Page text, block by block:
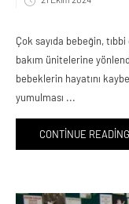
Çok sayıda bebeğin,
bakım ünitelerine
bebeklerin hayatını
yumulması ...
CONTINUE READING